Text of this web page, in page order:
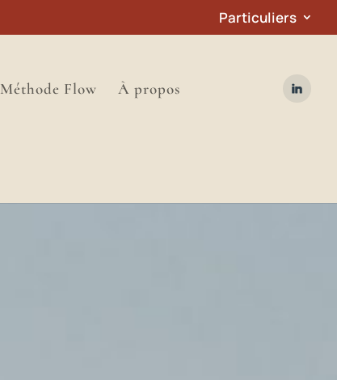
Particuliers
Méthode Flow À propos